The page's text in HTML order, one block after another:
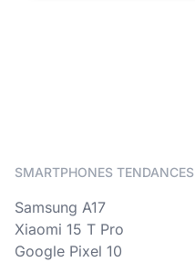
SMARTPHONES TENDANCES
Samsung A17
Xiaomi 15 T Pro
Google Pixel 10